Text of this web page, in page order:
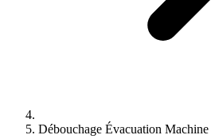
Débouchage Évacuation